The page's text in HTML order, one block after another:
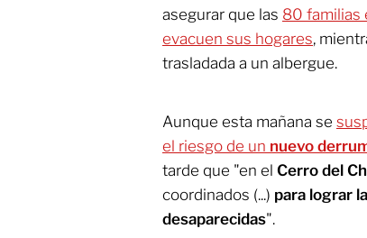
asegurar que las 80 familias
evacuen sus hogares,
trasladada a un albergue.
Aunque esta mañana se
el riesgo de un nuevo
tarde que "en el Cerro del
coordinados (...) para lograr
desaparecidas".